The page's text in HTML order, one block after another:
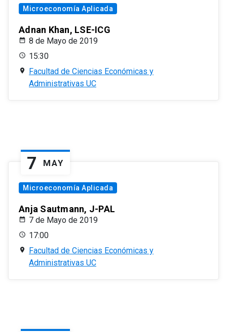
Microeconomía Aplicada
Adnan Khan, LSE-ICG
8 de Mayo de 2019
15:30
Facultad de Ciencias Económicas y
Administrativas UC
7 MAY
Microeconomía Aplicada
Anja Sautmann, J-PAL
7 de Mayo de 2019
17:00
Facultad de Ciencias Económicas y
Administrativas UC